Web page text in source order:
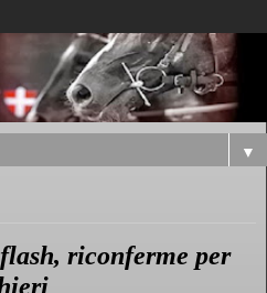
▼
riconferme per